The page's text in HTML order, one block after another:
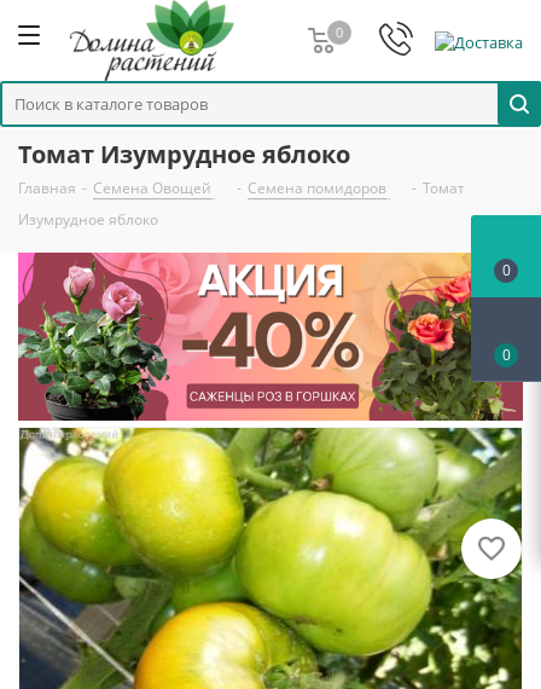
0
Томат Изумрудное яблоко
Главная - Семена Овощей - Семена помидоров - Томат
Изумрудное яблоко
0
0